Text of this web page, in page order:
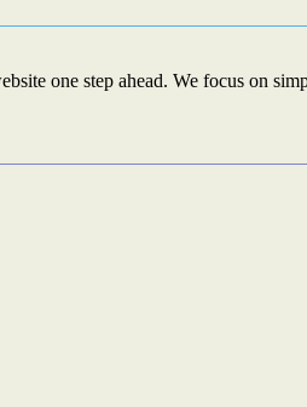
one step ahead. We focus on